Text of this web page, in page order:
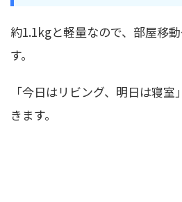
約1.1kgと軽量なので、部屋移
す。
「今日はリビング、明日は寝
きます。